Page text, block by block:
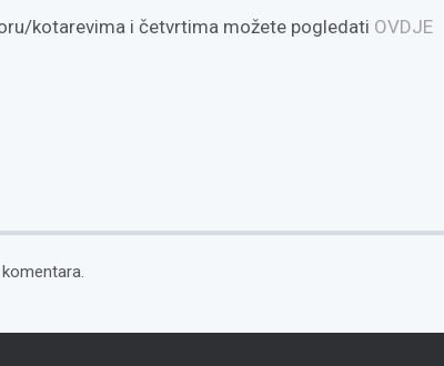
kotarevima i četvrtima možete pogledati OVDJE